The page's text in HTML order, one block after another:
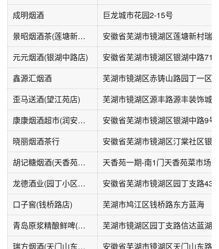
成明烟酒
巨龙城市花园2-15号
景昭烟酒茶(莲塘新村瑞丰楼店)
安徽省芜湖市镜湖区莲塘新村瑞
元元烟酒(银湖中路店)
安徽省芜湖市镜湖区银湖中路71
鑫源汇烟酒
芜湖市镜湖区赤铸山路园丁一区
歪马送酒(望江苑店)
芜湖市镜湖区源丰路源丰装饰城
康康烟酒超市(润安花园北区店)
安徽省芜湖市镜湖区银湖中路9号
晓丽烟酒茶行
安徽省芜湖市镜湖区汀棠社区银
胡记糖烟酒(天香苑菜市场店)
天香苑一期-南1门天香苑菜市场
龙德酒业(园丁小区一区店)
安徽省芜湖市镜湖区园丁支路43
口子窖(钱桥路店)
芜湖市鸠江区钱桥路东方蓝海
青岛原浆精酿鲜啤(信达蓝湖郡店)
芜湖市镜湖区园丁支路信达蓝湖
瑞方烟酒(天门山东路店)
安徽省芜湖市镜湖区天门山东路